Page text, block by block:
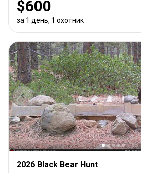
$600
за 1 день, 1 охотник
2026 Black Bear Hunt